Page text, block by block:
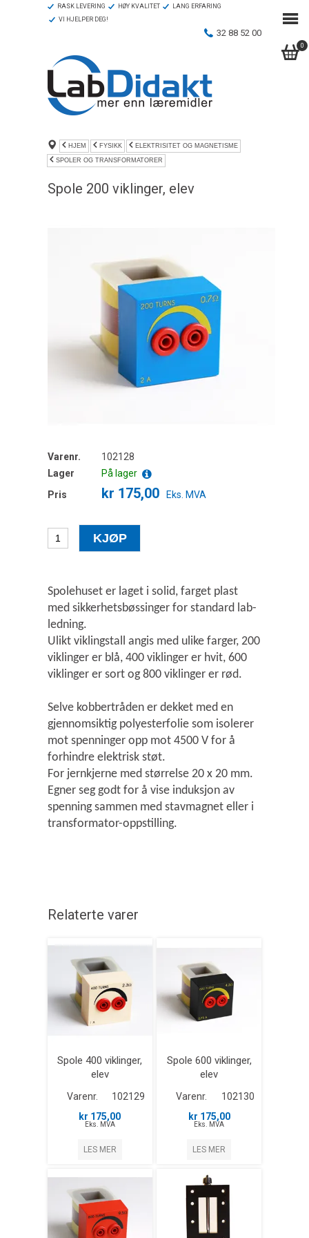
0
RASK LEVERING HØY KVALITET
LANG ERFARING
VI HJELPER DEG!
32 88 52 00
HJEM FYSIKK ELEKTRISITET OG MAGNETISME
SPOLER OG TRANSFORMATORER
Spole 200 viklinger, elev
Varenr.
102128
Lager
På lager
Pris
kr 175,00 Eks. MVA
Spolehuset er laget i solid, farget plast
med sikkerhetsbøssinger for standard lab-
ledning.
Ulikt viklingstall angis med ulike farger, 200
viklinger er blå, 400 viklinger er hvit, 600
viklinger er sort og 800 viklinger er rød.
Selve kobbertråden er dekket med en
gjennomsiktig polyesterfolie som isolerer
mot spenninger opp mot 4500 V for å
forhindre elektrisk støt.
For jernkjerne med størrelse 20 x 20 mm.
Egner seg godt for å vise induksjon av
spenning sammen med stavmagnet eller i
transformator-oppstilling.
Relaterte varer
Spole 400 viklinger,
elev
Varenr.
102129
kr 175,00
Eks. MVA
LES MER
Spole 600 viklinger,
elev
Varenr.
102130
kr 175,00
Eks. MVA
LES MER